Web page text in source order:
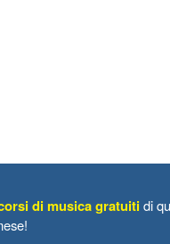
di musica gratuiti di